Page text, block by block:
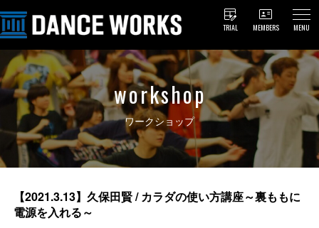
TRIAL MEMBERS MENU
workshop
ワークショップ
【2021.3.13】久保田賢 / カラダの使い方講座～裏ももに
電源を入れる～